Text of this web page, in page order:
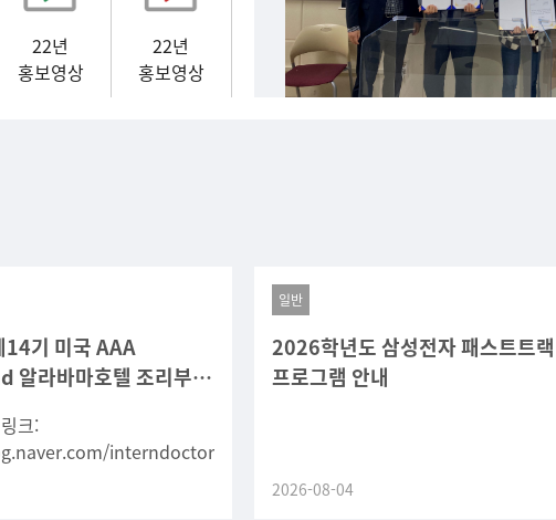
22년
홍보영상
22년
홍보영상
14기 미국 AAA
알라바마호텔 조리부
크:
interndoctor/224367598366
일반
2026학년도 삼성전자 패스트트랙
프로그램 안내
2026-08-04